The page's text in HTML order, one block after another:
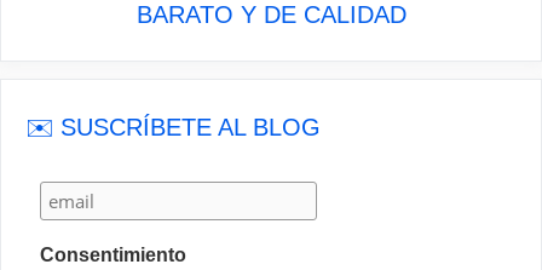
BARATO Y DE CALIDAD
✉️ SUSCRÍBETE AL BLOG
Consentimiento